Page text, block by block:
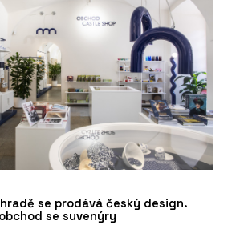
hradě se prodává český design.
se suvenýry